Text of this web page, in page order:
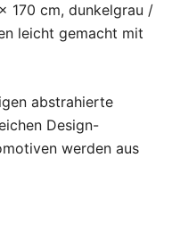
170 cm, dunkelgrau /
leicht gemacht mit
abstrahierte
Design-
werden aus